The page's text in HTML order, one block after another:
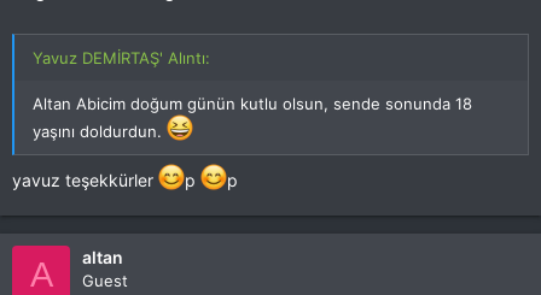
Yavuz DEMİRTAŞ' Alıntı:
Altan Abicim doğum günün kutlu olsun, sende sonunda 18
yaşını doldurdun.
yavuz teşekkürler p p
A altan
Guest